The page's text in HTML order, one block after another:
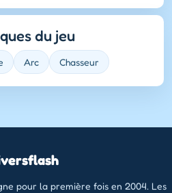
du jeu
Arc Chasseur
pour la première fois en 2004. Les